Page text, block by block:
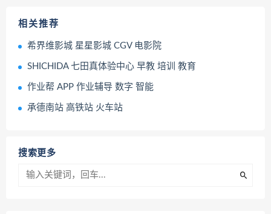
相关推荐
希界维影城 星星影城 CGV 电影院
SHICHIDA 七田真体验中心 早教 培训 教育
作业帮 APP 作业辅导 数字 智能
承德南站 高铁站 火车站
搜索更多